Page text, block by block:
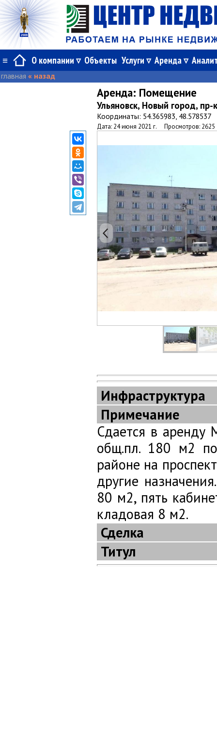
≡ О компании Объекты Услуги Аренда
главная « назад
Аренда: Помещение
Ульяновск, Новый город,
Координаты: 54.365983, 48.578537
Дата: 24 июня 2021 г. Просмотров: 2625
Инфраструктура
Примечание
Сдается в
общ.пл. 180 м2
районе на
другие
80 м2, пять
кладовая 8 м2.
Сделка
Титул